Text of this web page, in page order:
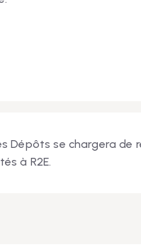
Dépôts se chargera de
à R2E.